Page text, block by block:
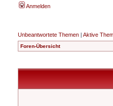
Anmelden
Unbeantwortete Themen | Aktive
Foren-Übersicht